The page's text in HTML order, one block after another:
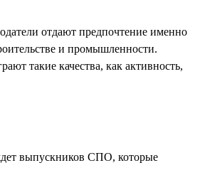
отдают предпочтение именно
и промышленности.
такие качества, как активность,
выпускников СПО, которые